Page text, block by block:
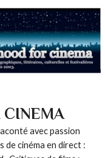
CINEMA
avec passion
de cinéma en direct :